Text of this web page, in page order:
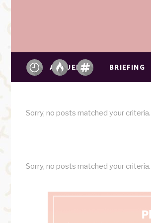
ACCUEIL BRIEFING
Sorry, no posts matched your criteria.
Sorry, no posts matched your criteria.